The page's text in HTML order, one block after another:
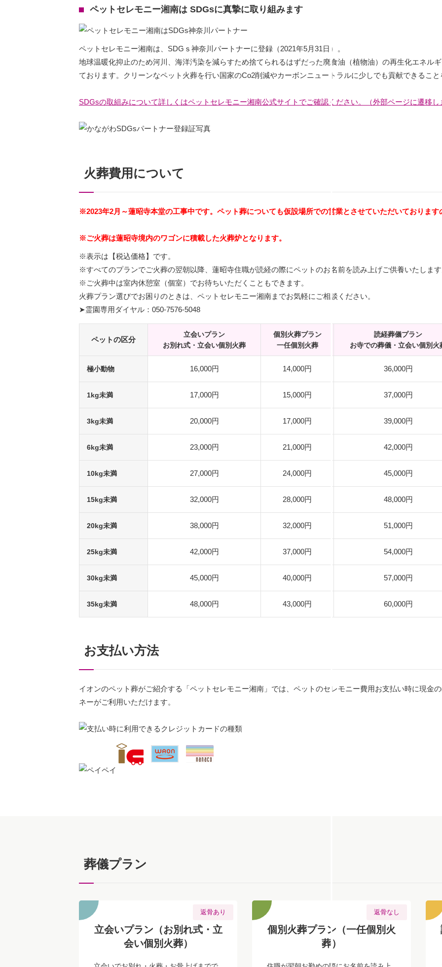
ペットセレモニー湘南は SDGsに真摯に取り組みます
ペットセレモニー湘南は、SDGｓ神奈川パートナーに登録（2021年5月31日）。
地球温暖化抑止のため河川、海洋汚染を減らすため捨てられるはずだった廃食油（植物油）の再生化エネル
ております。クリーンなペット火葬を行い国家のCo2削減やカーボンニュートラルに少しでも貢献できること
SDGsの取組みについて詳しくはペットセレモニー湘南公式サイトでご確認ください。（外部ページに遷移し
火葬費用について
※2023年2月～蓮昭寺本堂の工事中です。ペット葬についても仮設場所での営業とさせていただいております
※ご火葬は蓮昭寺境内のワゴンに積載した火葬炉となります。
※表示は【税込価格】です。
※すべてのプランでご火葬の翌朝以降、蓮昭寺住職が読経の際にペットのお名前を読み上げご供養いたします
※ご火葬中は室内休憩室（個室）でお待ちいただくこともできます。
火葬プラン選びでお困りのときは、ペットセレモニー湘南までお気軽にご相談ください。
➤霊園専用ダイヤル：050-7576-5048
ペットの区分
立会いプラン
お別れ式・立会い個別火葬
個別火葬プラン
一任個別火葬
読経葬儀プラン
お寺での葬儀・立会い個別火
極小動物 16,000円 14,000円 36,000円
1kg未満 17,000円 15,000円 37,000円
3kg未満 20,000円 17,000円 39,000円
6kg未満 23,000円 21,000円 42,000円
10kg未満 27,000円 24,000円 45,000円
15kg未満 32,000円 28,000円 48,000円
20kg未満 38,000円 32,000円 51,000円
25kg未満 42,000円 37,000円 54,000円
30kg未満 45,000円 40,000円 57,000円
35kg未満 48,000円 43,000円 60,000円
お支払い方法
イオンのペット葬がご紹介する「ペットセレモニー湘南」では、ペットのセレモニー費用お支払い時に現金
ネーがご利用いただけます。
葬儀プラン
返骨あり
立会いプラン（お別れ式・立
会い個別火葬）
返骨なし
個別火葬プラン（一任個別火
葬）